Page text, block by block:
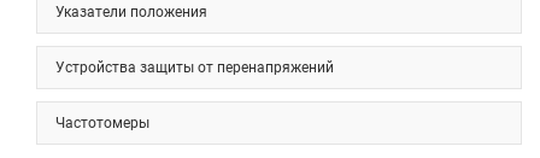
Указатели положения
Устройства защиты от перенапряжений
Частотомеры